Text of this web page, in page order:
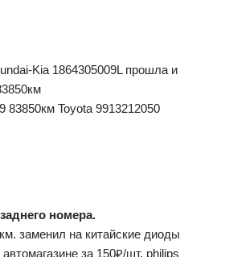
Kia 1864305009L прошла и
83850км Toyota 9913212050
номера.
заменил на китайские диоды
за 150₽/шт. philips